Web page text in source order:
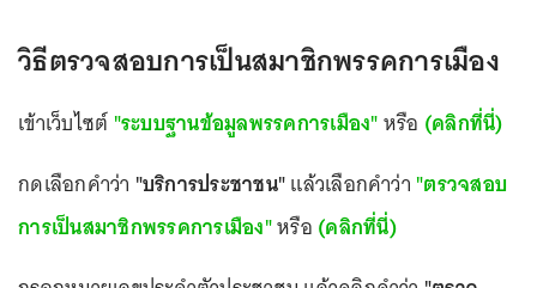
วิธีตรวจสอบการเป็นสมาชิกพรรคการเมือง
เข้าเว็บไซต์ "ระบบฐานข้อมูลพรรคการเมือง"หรือ (คลิกที่นี่)
กดเลือกคำว่า "บริการประชาชน"แล้วเลือกคำว่า "ตรวจสอบ
การเป็นสมาชิกพรรคการเมือง"หรือ (คลิกที่นี่)